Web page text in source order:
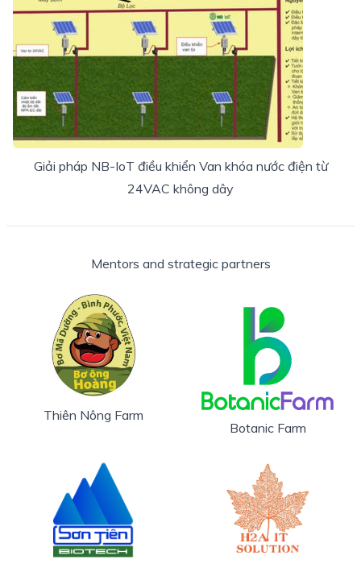
Giải pháp NB-IoT điều khiển Van khóa nước điện từ
24VAC không dây
Mentors and strategic partners
Thiên Nông Farm
Botanic Farm